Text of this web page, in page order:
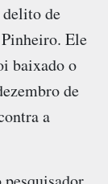
delito de
Ele
baixado o
de
a